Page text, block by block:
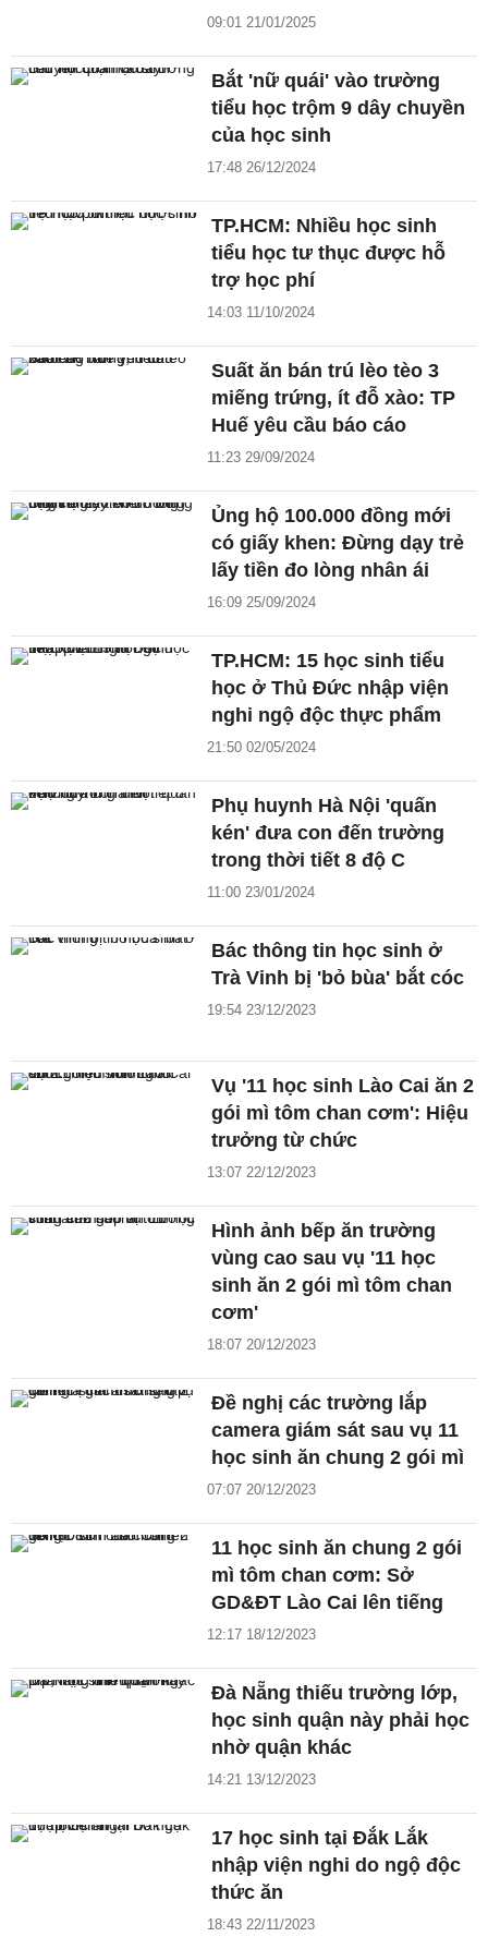
09:01 21/01/2025
Bắt 'nữ quái' vào trường
tiểu học trộm 9 dây chuyền
của học sinh
17:48 26/12/2024
TP.HCM: Nhiều học sinh
tiểu học tư thục được hỗ
trợ học phí
14:03 11/10/2024
Suất ăn bán trú lèo tèo 3
miếng trứng, ít đỗ xào: TP
Huế yêu cầu báo cáo
11:23 29/09/2024
Ủng hộ 100.000 đồng mới
có giấy khen: Đừng dạy trẻ
lấy tiền đo lòng nhân ái
16:09 25/09/2024
TP.HCM: 15 học sinh tiểu
học ở Thủ Đức nhập viện
nghi ngộ độc thực phẩm
21:50 02/05/2024
Phụ huynh Hà Nội 'quấn
kén' đưa con đến trường
trong thời tiết 8 độ C
11:00 23/01/2024
Bác thông tin học sinh ở
Trà Vinh bị 'bỏ bùa' bắt cóc
19:54 23/12/2023
Vụ '11 học sinh Lào Cai ăn 2
gói mì tôm chan cơm': Hiệu
trưởng từ chức
13:07 22/12/2023
Hình ảnh bếp ăn trường
vùng cao sau vụ '11 học
sinh ăn 2 gói mì tôm chan
cơm'
18:07 20/12/2023
Đề nghị các trường lắp
camera giám sát sau vụ 11
học sinh ăn chung 2 gói mì
07:07 20/12/2023
11 học sinh ăn chung 2 gói
mì tôm chan cơm: Sở
GD&ĐT Lào Cai lên tiếng
12:17 18/12/2023
Đà Nẵng thiếu trường lớp,
học sinh quận này phải học
nhờ quận khác
14:21 13/12/2023
17 học sinh tại Đắk Lắk
nhập viện nghi do ngộ độc
thức ăn
18:43 22/11/2023